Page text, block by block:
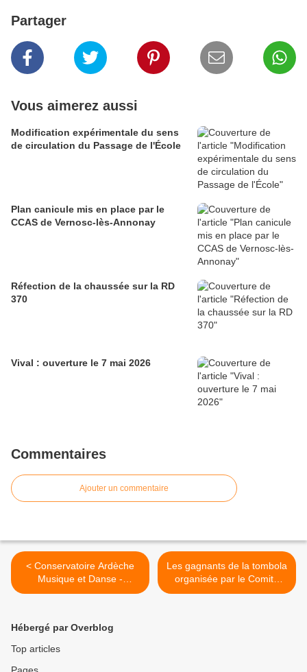
Partager
Vous aimerez aussi
Modification expérimentale du sens
de circulation du Passage de l'École
Plan canicule mis en place par le
CCAS de Vernosc-lès-Annonay
Réfection de la chaussée sur la RD
370
Vival : ouverture le 7 mai 2026
Commentaires
Ajouter un commentaire
< Conservatoire Ardèche
Musique et Danse -
Communiqué du SAMPL-
Les gagnants de la tombola
organisée par le Comité
des fêtes de Vernosc-lès-
Hébergé par Overblog
Top articles